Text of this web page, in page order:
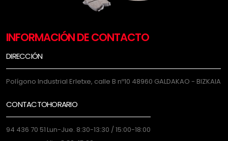
INFORMACIÓN DE CONTACTO
DIRECCIÓN
Polígono Industrial Erletxe, calle B nº10 48960 GALDAKAO - BIZKAIA
CONTACTO
94 436 70 51
HORARIO
Lun-Jue. 8:30-13:30 / 15:00-18:00